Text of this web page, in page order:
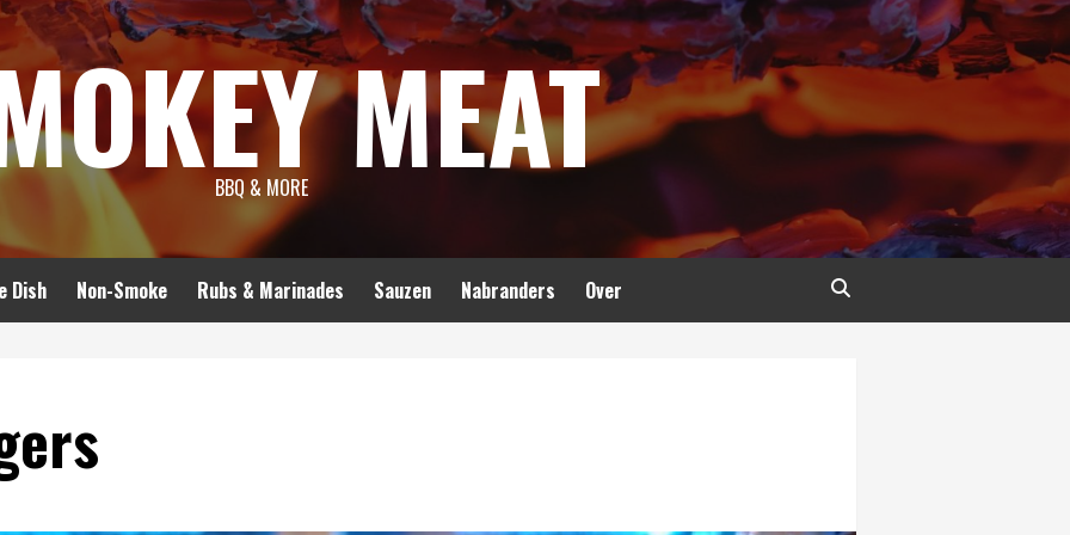
MEAT
BBQ & MORE
Dish Non-Smoke Rubs & Marinades Sauzen Nabranders Over